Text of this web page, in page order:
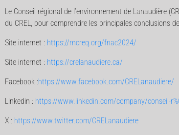
Le Conseil régional de l’environnement de Lanaudière
du CREL, pour comprendre les principales conclusions
Site internet : https://rncreq.org/fnac2024/
Site internet : https://crelanaudiere.ca/
Facebook :https://www.facebook.com/CRELanaudiere/
Linkedin : https://www.linkedin.com/company/conseil-
X : https://www.twitter.com/CRELanaudiere